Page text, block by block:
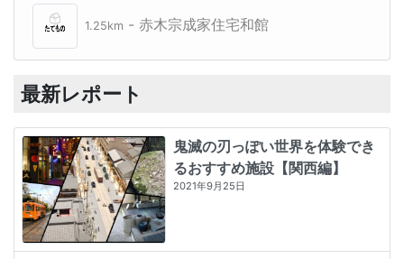
1.25km - 赤木宗成家住宅和館
最新レポート
鬼滅の刃っぽい世界を体験でき
るおすすめ施設【関西編】
2021年9月25日